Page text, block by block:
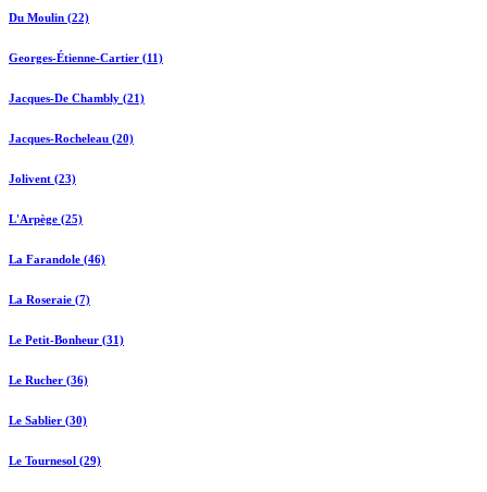
Du Moulin (22)
Georges-Étienne-Cartier (11)
Jacques-De Chambly (21)
Jacques-Rocheleau (20)
Jolivent (23)
L'Arpège (25)
La Farandole (46)
La Roseraie (7)
Le Petit-Bonheur (31)
Le Rucher (36)
Le Sablier (30)
Le Tournesol (29)